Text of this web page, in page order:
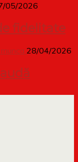
05/2026
fidelitate
28/04/2026